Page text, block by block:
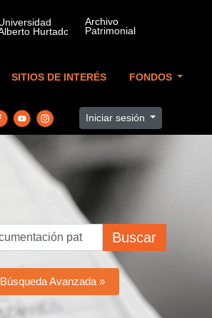
SITIOS DE INTERÉS FONDOS
Iniciar sesión
Buscar
Búsqueda Avanzada »